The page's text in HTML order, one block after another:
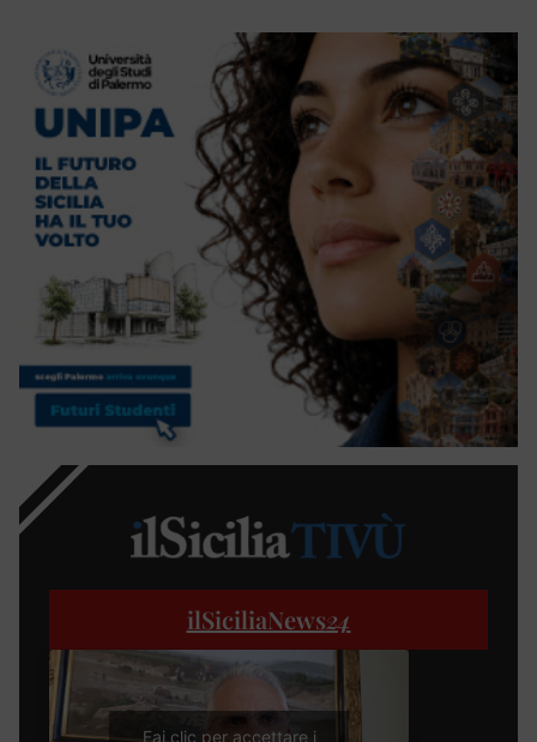
ilSiciliaNews24
Fai clic per accettare i